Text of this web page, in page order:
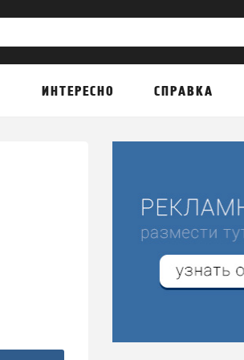
ИНТЕРЕСНО СПРАВКА